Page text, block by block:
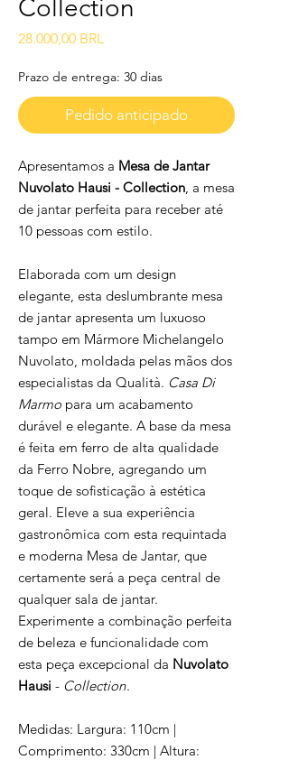
Collection
28.000,00 BRL
Prazo de entrega: 30 dias
Pedido anticipado
Apresentamos a Mesa de Jantar
Nuvolato Hausi - Collection, a mesa
de jantar perfeita para receber até
10 pessoas com estilo.
Elaborada com um design
elegante, esta deslumbrante mesa
de jantar apresenta um luxuoso
tampo em Mármore Michelangelo
Nuvolato, moldada pelas mãos dos
especialistas da Qualità. Casa Di
Marmo para um acabamento
durável e elegante. A base da mesa
é feita em ferro de alta qualidade
da Ferro Nobre, agregando um
toque de sofisticação à estética
geral. Eleve a sua experiência
gastronômica com esta requintada
e moderna Mesa de Jantar, que
certamente será a peça central de
qualquer sala de jantar.
Experimente a combinação perfeita
de beleza e funcionalidade com
esta peça excepcional da Nuvolato
Hausi - Collection.
Medidas: Largura: 110cm |
Comprimento: 330cm | Altura: